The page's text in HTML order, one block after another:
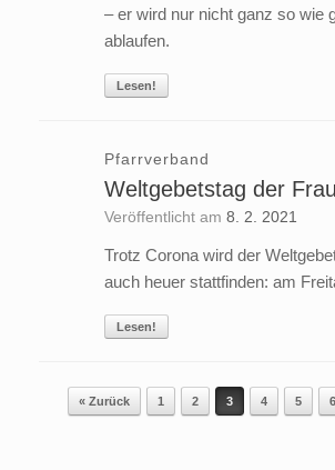
– er wird nur nicht ganz so wie
ablaufen.
Lesen!
Pfarrverband
Weltgebetstag der
Veröffentlicht am 8. 2. 2021
Trotz Corona wird der
auch heuer stattfinden: am
Lesen!
Beitragsnavigation
« Zurück 1 2 3 4 5 6